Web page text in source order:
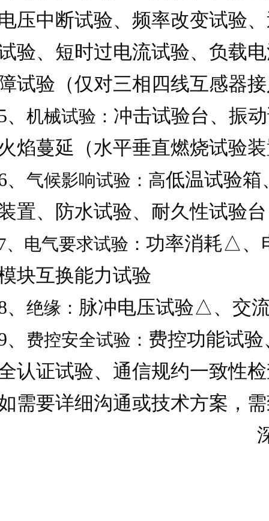
压中断试验、频率改变试验
验、短时过电流试验、负载
试验（仅对三相四线互感器
、机械试验： 冲击试验台、振
焰蔓延（水平垂直燃烧试验
、气候影响试验：高低温试验箱
置、防水试验、耐久性试验台
、电气要求试验：功率消耗△、
块互换能力试验
、绝缘： 脉冲电压试验△、交
、 费控安全试验： 费控功能试
认证试验、通信规约一致性
需要详细沟通或技术方案，